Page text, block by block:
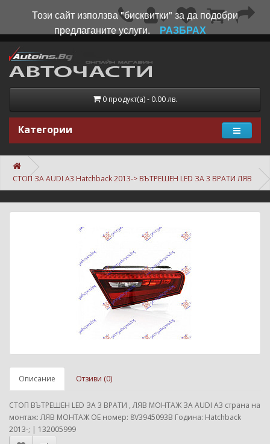
0 продукт(а) - 0.00 лв.
Категории
СТОП ЗА AUDI A3 Hatchback 2013-> ВЪТРЕШЕН LED ЗА 3 ВРАТИ ЛЯВ
Описание Отзиви (0)
СТОП ВЪТРЕШЕН LED ЗА 3 ВРАТИ , ЛЯВ МОНТАЖ ЗА AUDI A3 страна на
монтаж: ЛЯВ МОНТАЖ ОЕ номер: 8V3945093B Година: Hatchback
2013-; | 132005999
Този сайт използва "бисквитки" за да подобри
предлаганите услуги.
РАЗБРАХ